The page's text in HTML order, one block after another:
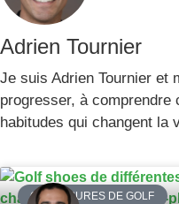
Adrien Tournier
Je suis Adrien Tournier et
progresser, à comprendre
habitudes qui changent la
CHAUSSURES DE GOLF